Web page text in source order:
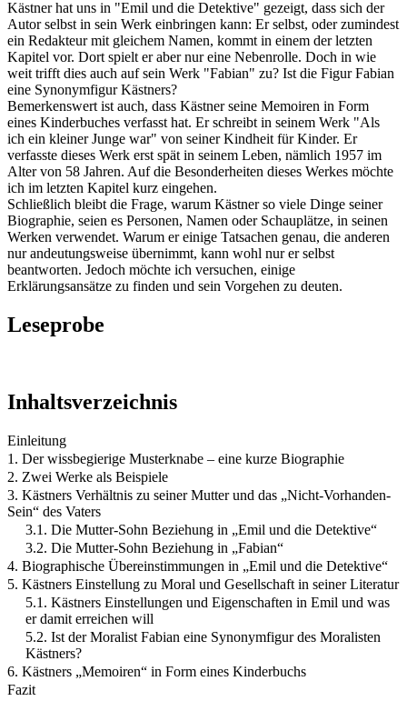
Kästner hat uns in "Emil und die Detektive" gezeigt, dass sich der
Autor selbst in sein Werk einbringen kann: Er selbst, oder zumindest
ein Redakteur mit gleichem Namen, kommt in einem der letzten
Kapitel vor. Dort spielt er aber nur eine Nebenrolle. Doch in wie
weit trifft dies auch auf sein Werk "Fabian" zu? Ist die Figur Fabian
eine Synonymfigur Kästners?
Bemerkenswert ist auch, dass Kästner seine Memoiren in Form
eines Kinderbuches verfasst hat. Er schreibt in seinem Werk "Als
ich ein kleiner Junge war" von seiner Kindheit für Kinder. Er
verfasste dieses Werk erst spät in seinem Leben, nämlich 1957 im
Alter von 58 Jahren. Auf die Besonderheiten dieses Werkes möchte
ich im letzten Kapitel kurz eingehen.
Schließlich bleibt die Frage, warum Kästner so viele Dinge seiner
Biographie, seien es Personen, Namen oder Schauplätze, in seinen
Werken verwendet. Warum er einige Tatsachen genau, die anderen
nur andeutungsweise übernimmt, kann wohl nur er selbst
beantworten. Jedoch möchte ich versuchen, einige
Erklärungsansätze zu finden und sein Vorgehen zu deuten.
Leseprobe
Inhaltsverzeichnis
Einleitung
1. Der wissbegierige Musterknabe – eine kurze Biographie
2. Zwei Werke als Beispiele
3. Kästners Verhältnis zu seiner Mutter und das „Nicht-Vorhanden-
Sein“ des Vaters
3.1. Die Mutter-Sohn Beziehung in „Emil und die Detektive“
3.2. Die Mutter-Sohn Beziehung in „Fabian“
4. Biographische Übereinstimmungen in „Emil und die Detektive“
5. Kästners Einstellung zu Moral und Gesellschaft in seiner Literatur
5.1. Kästners Einstellungen und Eigenschaften in Emil und was
er damit erreichen will
5.2. Ist der Moralist Fabian eine Synonymfigur des Moralisten
Kästners?
6. Kästners „Memoiren“ in Form eines Kinderbuchs
Fazit